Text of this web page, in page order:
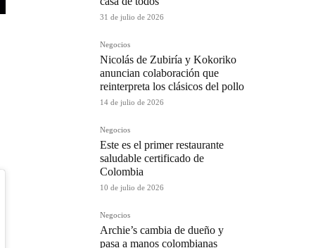
31 de julio de 2026
Negocios
Nicolás de Zubiría y Kokoriko
anuncian colaboración que
reinterpreta los clásicos del pollo
14 de julio de 2026
Negocios
Este es el primer restaurante
saludable certificado de
Colombia
10 de julio de 2026
Negocios
Archie’s cambia de dueño y
pasa a manos colombianas